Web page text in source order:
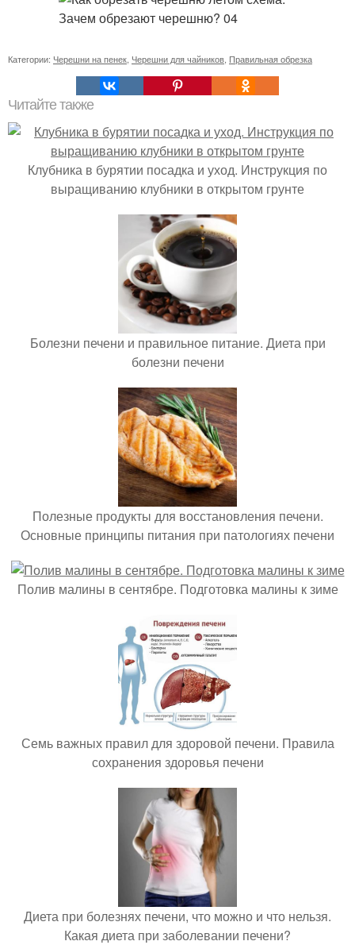
Категории: Черешни на пенек Черешни для чайников Правильная обрезка
Читайте также
Клубника в бурятии посадка и уход. Инструкция по
выращиванию клубники в открытом грунте
Болезни печени и правильное питание. Диета при
болезни печени
Полезные продукты для восстановления печени.
Основные принципы питания при патологиях печени
Полив малины в сентябре. Подготовка малины к зиме
Семь важных правил для здоровой печени. Правила
сохранения здоровья печени
Диета при болезнях печени, что можно и что нельзя.
Какая диета при заболевании печени?